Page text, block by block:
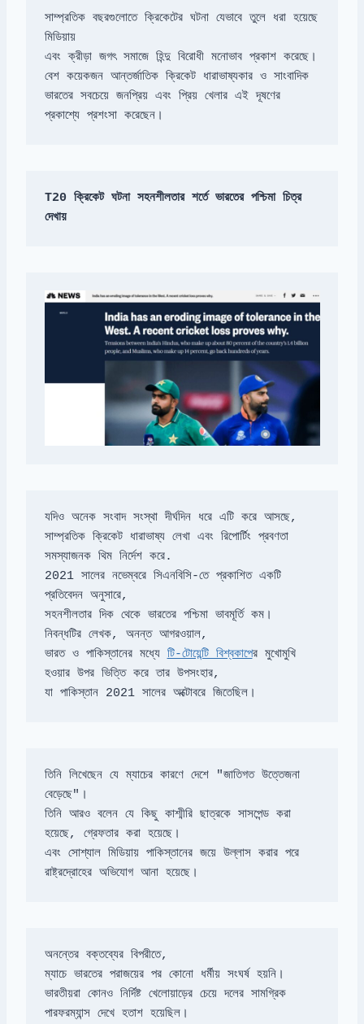
সাম্প্রতিক বছরগুলোতে ক্রিকেটের ঘটনা যেভাবে তুলে ধরা হয়েছে
মিডিয়ায়
বেশ কয়েকজন আন্তর্জাতিক ক্রিকেট ধারাভাষ্যকার ও সাংবাদিক
ভারতের সবচেয়ে জনপ্রিয় এবং প্রিয় খেলার এই দূষণের
প্রকাশ্যে প্রশংসা করেছেন।
T20 ক্রিকেট ঘটনা সহনশীলতার শর্তে ভারতের পশ্চিমা চিত্র
দেখায়
সাম্প্রতিক ক্রিকেট ধারাভাষ্য লেখা এবং রিপোর্টিং প্রবণতা
2021 সালের নভেম্বরে সিএনবিসি-তে প্রকাশিত একটি
ভারত ও পাকিস্তানের মধ্যে টি-টোয়েন্টি বিশ্বকাপের মুখোমুখি
যা পাকিস্তান 2021 সালের অক্টোবরে জিতেছিল।
তিনি লিখেছেন যে ম্যাচের কারণে দেশে "জাতিগত উত্তেজনা
তিনি আরও বলেন যে কিছু কাশ্মীরি ছাত্রকে সাসপেন্ড করা
এবং সোশ্যাল মিডিয়ায় পাকিস্তানের জয়ে উল্লাস করার পরে
রাষ্ট্রদ্রোহের অভিযোগ আনা হয়েছে।
ভারতীয়রা কোনও নির্দিষ্ট খেলোয়াড়ের চেয়ে দলের সামগ্রিক